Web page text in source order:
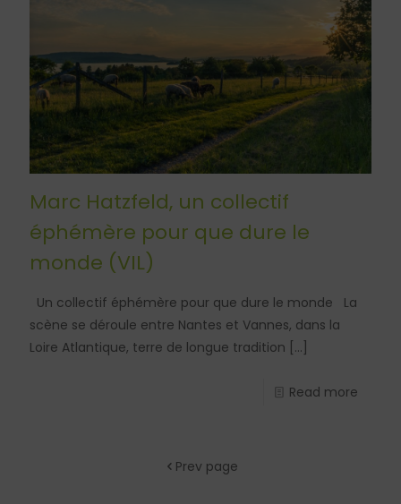
Marc Hatzfeld, un collectif
éphémère pour que dure le
monde (VIL)
Un collectif éphémère pour que dure le monde La
scène se déroule entre Nantes et Vannes, dans la
Loire Atlantique, terre de longue tradition […]
Read more
Prev page